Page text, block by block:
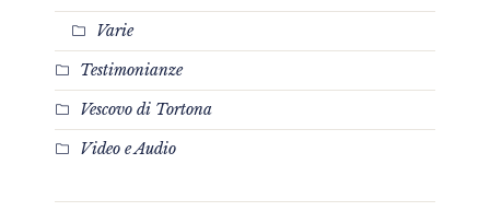
Varie
Testimonianze
Vescovo di Tortona
Video e Audio